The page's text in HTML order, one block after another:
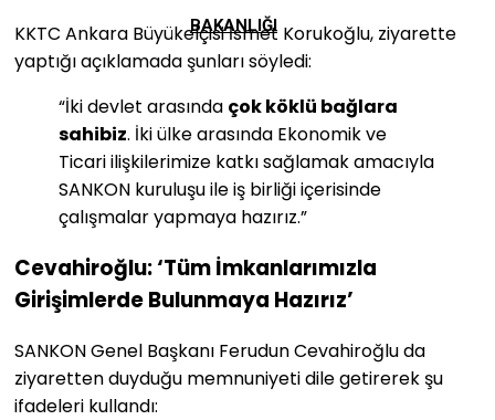
BAKANLIĞI
KKTC Ankara Büyükelçisi İsmet Korukoğlu, ziyarette
yaptığı açıklamada şunları söyledi:
“İki devlet arasında çok köklü bağlara
sahibiz. İki ülke arasında Ekonomik ve
Ticari ilişkilerimize katkı sağlamak amacıyla
SANKON kuruluşu ile iş birliği içerisinde
çalışmalar yapmaya hazırız.”
Cevahiroğlu: ‘Tüm İmkanlarımızla
Girişimlerde Bulunmaya Hazırız’
SANKON Genel Başkanı Ferudun Cevahiroğlu da
ziyaretten duyduğu memnuniyeti dile getirerek şu
ifadeleri kullandı: